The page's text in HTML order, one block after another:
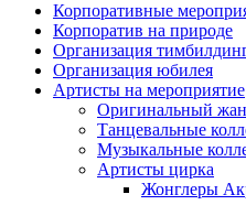
Корпоративные
Корпоратив на природе
Организация
Организация юбилея
Артисты на мероприятие
Оригинальный
Танцевальные
Музыкальные
Артисты цирка
Жонглеры